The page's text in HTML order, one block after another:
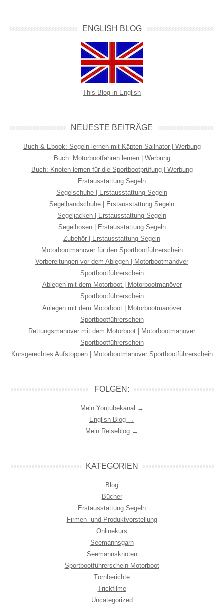
ENGLISH BLOG
This Blog in English
NEUESTE BEITRÄGE
Buch & Ebook: Segeln lernen mit Käpten Sailnator | Werbung
Buch: Motorbootfahren lernen | Werbung
Buch: Knoten lernen für die Sportbootprüfung | Werbung
Erstausstattung Segeln
Segelschuhe | Erstausstattung Segeln
Segelhandschuhe | Erstausstattung Segeln
Segeljacken | Erstausstattung Segeln
Segelhosen | Erstausstattung Segeln
Zubehör | Erstausstattung Segeln
Motorbootmanöver für den Sportbootführerschein
Vorbereitungen vor dem Ablegen | Motorbootmanöver
Sportbootführerschein
Ablegen mit dem Motorboot | Motorbootmanöver
Sportbootführerschein
Anlegen mit dem Motorboot | Motorbootmanöver
Sportbootführerschein
Rettungsmanöver mit dem Motorboot | Motorbootmanöver
Sportbootführerschein
Kursgerechtes Aufstoppen | Motorbootmanöver Sportbootführerschein
FOLGEN:
Mein Youtubekanal →
English Blog →
Mein Reiseblog →
KATEGORIEN
Blog
Bücher
Erstausstattung Segeln
Firmen- und Produktvorstellung
Onlinekurs
Seemannsgarn
Seemannsknoten
Sportbootführerschein Motorboot
Törnberichte
Trickfilme
Uncategorized